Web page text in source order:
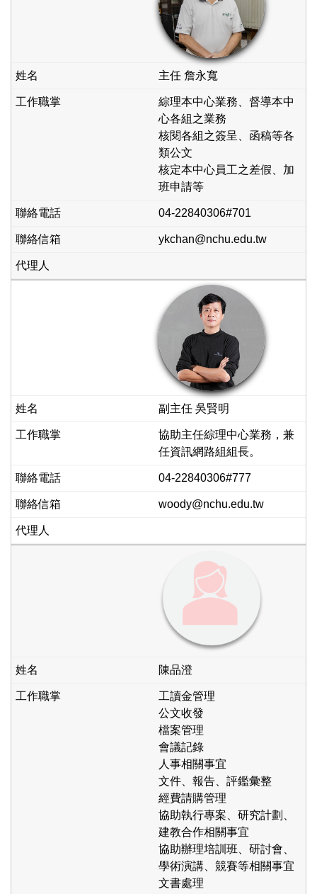
主任 詹永寬
綜理本中心業務、督導本中
心各組之業務
核閱各組之簽呈、函稿等各
類公文
核定本中心員工之差假、加
班申請等
04-22840306#701
ykchan@nchu.edu.tw
副主任 吳賢明
協助主任綜理中心業務，兼
任資訊網路組組長。
04-22840306#777
woody@nchu.edu.tw
陳品澄
工讀金管理
公文收發
檔案管理
會議記錄
人事相關事宜
文件、報告、評鑑彙整
經費請購管理
協助執行專案、研究計劃、
建教合作相關事宜
協助辦理培訓班、研討會、
學術演講、競賽等相關事宜
文書處理